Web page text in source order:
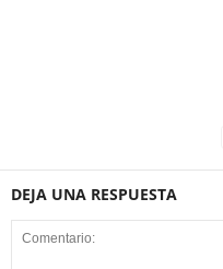
DEJA UNA RESPUESTA